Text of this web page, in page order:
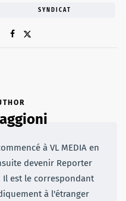
SYNDICAT
à VL MEDIA en
devenir Reporter
est le correspondant
à l'étranger